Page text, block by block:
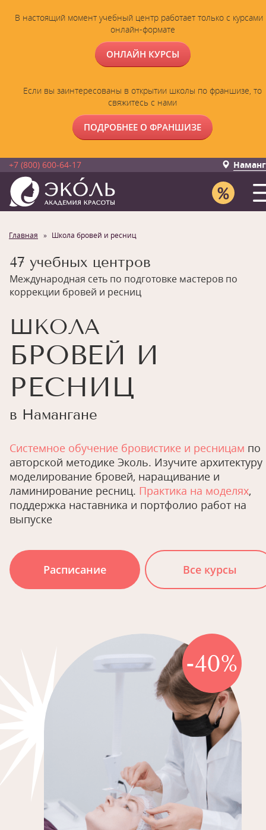
В настоящий момент учебный центр работает только с курсами
онлайн-формате
ОНЛАЙН КУРСЫ
Если вы заинтересованы в открытии школы по франшизе, то
свяжитесь с нами
ПОДРОБНЕЕ О ФРАНШИЗЕ
+7 (800) 600-64-17
Главная Школа бровей и ресниц
47 учебных центров
Международная сеть по подготовке мастеров по
коррекции бровей и ресниц
ШКОЛА
БРОВЕЙ И
РЕСНИЦ
в Намангане
Системное обучение бровистике и ресницам по
авторской методике Эколь. Изучите архитектуру
моделирование бровей, наращивание и
ламинирование ресниц. Практика на моделях,
поддержка наставника и портфолио работ на
выпуске
Расписание Все курсы
-40%